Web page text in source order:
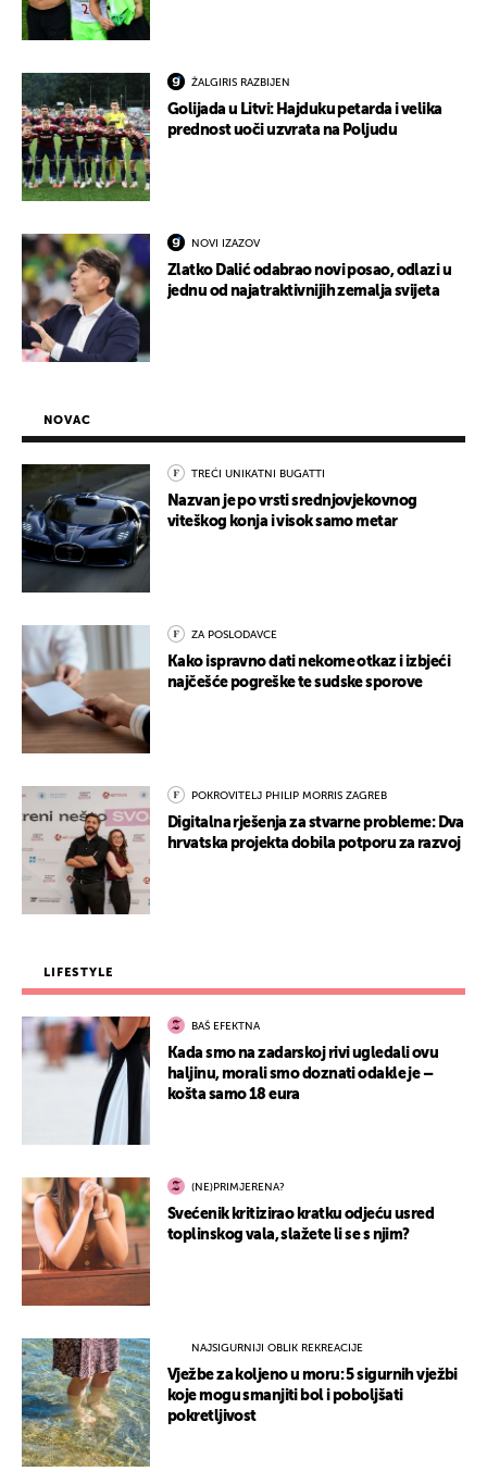
ŽALGIRIS RAZBIJEN
Golijada u Litvi: Hajduku petarda i velika
prednost uoči uzvrata na Poljudu
NOVI IZAZOV
Zlatko Dalić odabrao novi posao, odlazi u
jednu od najatraktivnijih zemalja svijeta
NOVAC
TREĆI UNIKATNI BUGATTI
Nazvan je po vrsti srednjovjekovnog
viteškog konja i visok samo metar
ZA POSLODAVCE
Kako ispravno dati nekome otkaz i izbjeći
najčešće pogreške te sudske sporove
POKROVITELJ PHILIP MORRIS ZAGREB
Digitalna rješenja za stvarne probleme: Dva
hrvatska projekta dobila potporu za razvoj
LIFESTYLE
BAŠ EFEKTNA
Kada smo na zadarskoj rivi ugledali ovu
haljinu, morali smo doznati odakle je –
košta samo 18 eura
(NE)PRIMJERENA?
Svećenik kritizirao kratku odjeću usred
toplinskog vala, slažete li se s njim?
NAJSIGURNIJI OBLIK REKREACIJE
Vježbe za koljeno u moru: 5 sigurnih vježbi
koje mogu smanjiti bol i poboljšati
pokretljivost